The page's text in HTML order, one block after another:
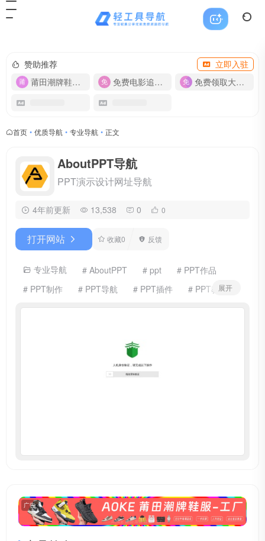
赞助推荐
立即入驻
莆田潮牌鞋服-货源
免费电影追剧APP 免费领取大流量卡【500G】
首页 • 优质导航 • 专业导航 • 正文
AboutPPT导航
PPT演示设计网址导航
4年前更新 13,538 0 0
打开网站 收藏0 反馈
专业导航 # AboutPPT # ppt
# PPT作品
# PPT制作
# PPT导航 # PPT插件
# PPT教程
# PPT教程分享
# ppt模板
# PPT模版下载
# 演示公司
展开
广告